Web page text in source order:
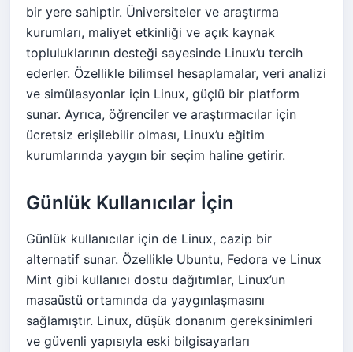
bir yere sahiptir. Üniversiteler ve araştırma
kurumları, maliyet etkinliği ve açık kaynak
topluluklarının desteği sayesinde Linux’u tercih
ederler. Özellikle bilimsel hesaplamalar, veri analizi
ve simülasyonlar için Linux, güçlü bir platform
sunar. Ayrıca, öğrenciler ve araştırmacılar için
ücretsiz erişilebilir olması, Linux’u eğitim
kurumlarında yaygın bir seçim haline getirir.
Günlük Kullanıcılar İçin
Günlük kullanıcılar için de Linux, cazip bir
alternatif sunar. Özellikle Ubuntu, Fedora ve Linux
Mint gibi kullanıcı dostu dağıtımlar, Linux’un
masaüstü ortamında da yaygınlaşmasını
sağlamıştır. Linux, düşük donanım gereksinimleri
ve güvenli yapısıyla eski bilgisayarları